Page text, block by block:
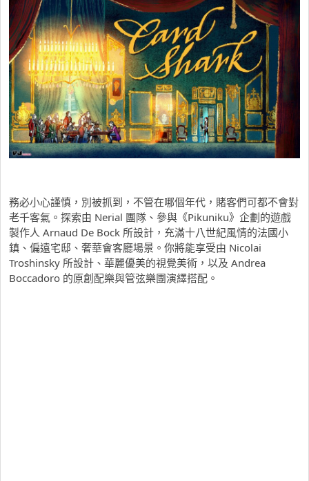
務必小心謹慎，別被抓到，不管在哪個年代，賭客們可都不會對
老千客氣。探索由 Nerial 團隊、參與《Pikuniku》企劃的遊戲
製作人 Arnaud De Bock 所設計，充滿十八世紀風情的法國小
鎮、偏遠宅邸、奢華會客廳場景。你將能享受由 Nicolai
Troshinsky 所設計、華麗優美的視覺美術，以及 Andrea
Boccadoro 的原創配樂與管弦樂團演繹搭配。